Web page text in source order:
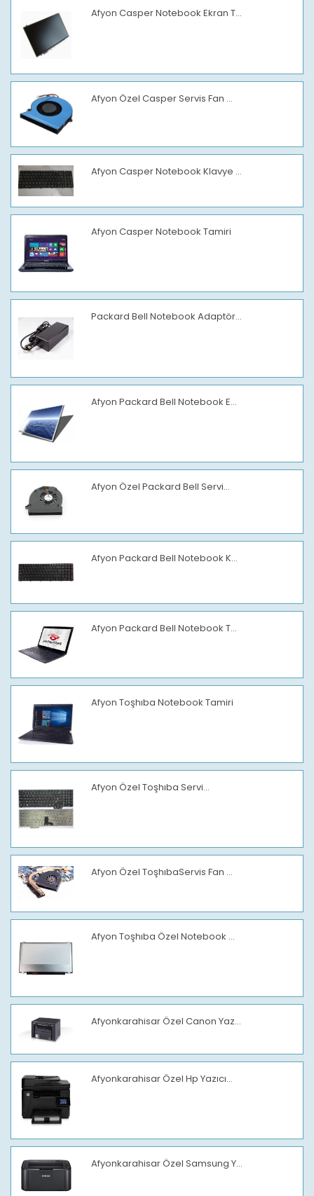
Afyon Casper Notebook Ekran T...
Afyon Özel Casper Servis Fan ...
Afyon Casper Notebook Klavye ...
Afyon Casper Notebook Tamiri
Packard Bell Notebook Adaptör...
Afyon Packard Bell Notebook E...
Afyon Özel Packard Bell Servi...
Afyon Packard Bell Notebook K...
Afyon Packard Bell Notebook T...
Afyon Toşhıba Notebook Tamiri
Afyon Özel Toşhıba Servi...
Afyon Özel ToşhıbaServis Fan ...
Afyon Toşhıba Özel Notebook ...
Afyonkarahisar Özel Canon Yaz...
Afyonkarahisar Özel Hp Yazıcı...
Afyonkarahisar Özel Samsung Y...